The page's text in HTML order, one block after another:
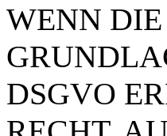
WENN
DSGVO